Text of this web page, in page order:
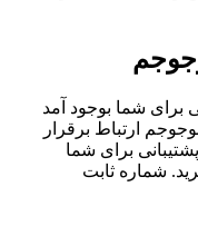
برای شما بوجود آمد
ارتباط برقرار
برای شما
شماره ثابت